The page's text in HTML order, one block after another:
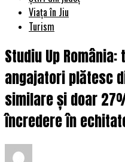
Viața în Jiu
Turism
Studiu Up
angajatori plătesc
similare și doar
încredere în